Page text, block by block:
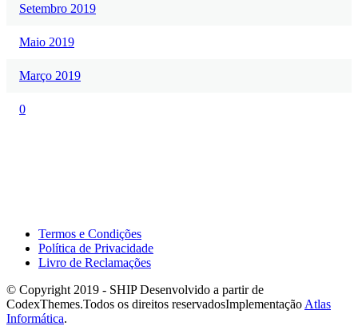
Setembro 2019
Maio 2019
Março 2019
0
Termos e Condições
Política de Privacidade
Livro de Reclamações
© Copyright 2019 - SHIP Desenvolvido a partir de
CodexThemes.Todos os direitos reservadosImplementação Atlas
Informática.